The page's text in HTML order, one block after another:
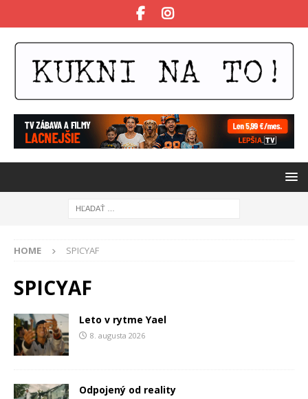
HOME SPICYAF
SPICYAF
Leto v rytme Yael
8. augusta 2026
Odpojený od reality